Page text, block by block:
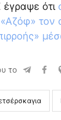
ότι
το